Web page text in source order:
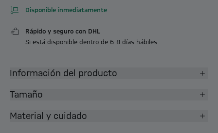
Disponible inmediatamente
Rápido y seguro con DHL
Si está disponible dentro de 6-8 días hábiles
Información del producto
Tamaño
Material y cuidado